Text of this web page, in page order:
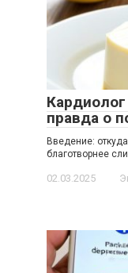
правда о
Введение:
благотворнее
02.03.2025